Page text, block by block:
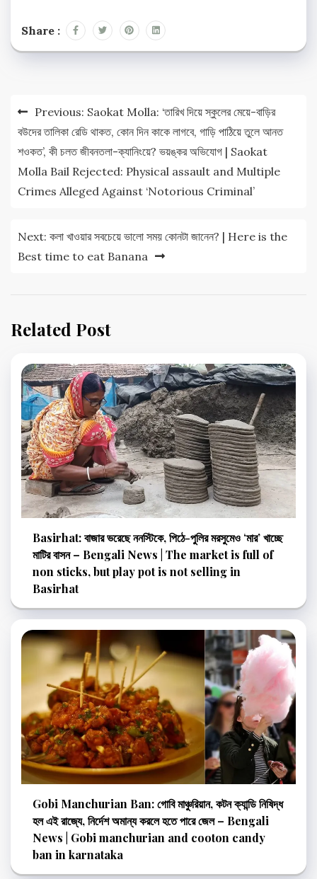
Share :
Post
navigation
Previous: Saokat Molla: ‘তারিখ দিয়ে স্কুলের মেয়ে-বাড়ির
বউদের তালিকা রেডি থাকত, কোন দিন কাকে লাগবে, গাড়ি পাঠিয়ে তুলে আনত
শওকত’, কী চলত জীবনতলা-ক্যানিংয়ে? ভয়ঙ্কর অভিযোগ | Saokat
Molla Bail Rejected: Physical assault and Multiple
Crimes Alleged Against ‘Notorious Criminal’
Next: কলা খাওয়ার সবচেয়ে ভালো সময় কোনটা জানেন? | Here is the
Best time to eat Banana
Related Post
Basirhat: বাজার ভরেছে ননস্টিকে, পিঠে-পুলির মরসুমেও ‘মার’ খাচ্ছে
মাটির বাসন – Bengali News | The market is full of
non sticks, but play pot is not selling in
Basirhat
Gobi Manchurian Ban: গোবি মাঞ্চুরিয়ান, কটন ক্যান্ডি নিষিদ্ধ
হল এই রাজ্যে, নির্দেশ অমান্য করলে হতে পারে জেল – Bengali
News | Gobi manchurian and cooton candy
ban in karnataka